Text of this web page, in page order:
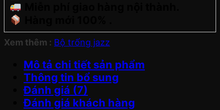
Xem thêm : Bộ trống jazz
Mô tả chi tiết sản phẩm
Thông tin bổ sung
Đánh giá (7)
Đánh giá khách hàng